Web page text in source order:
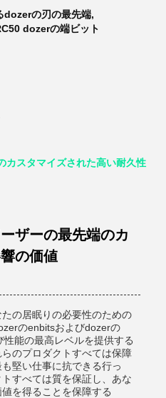
dozerの刃の最先端,
dozerの端ビット
カスタマイズされた高い耐久性
ザーの最先端のカ
の価値
の居眠りの必要性のための
のenbitsおよびdozerの
能の最高レベルを提供する
のプロダクトすべては保障
堅い仕事に抗できる行っ
すべては質を保証し、あな
を得ることを保障する